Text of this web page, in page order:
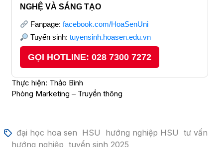
NGHỆ VÀ SÁNG TẠO
Fanpage: facebook.com/HoaSenUni
Tuyển sinh: tuyensinh.hoasen.edu.vn
GỌI HOTLINE: 028 7300 7272
Thực hiện: Thảo Bình
Phòng Marketing – Truyền thông
đại học hoa sen HSU hướng nghiệp HSU tư vấn
hướng nghiệp tuyển sinh 2025